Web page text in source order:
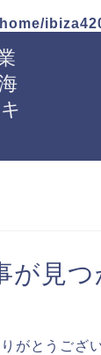
が見
がとうござ